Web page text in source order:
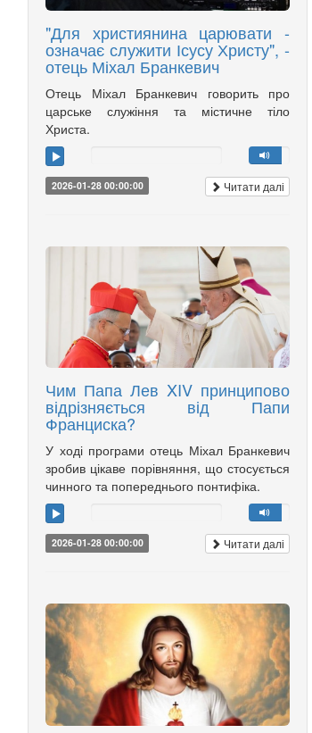
"Для християнина царювати -
означає служити Ісусу Христу", -
отець Міхал Бранкевич
Отець Міхал Бранкевич говорить про
царське служіння та містичне тіло
Христа.
2026-01-28 00:00:00 Читати далі
Чим Папа Лев XIV принципово
відрізняється від Папи
Франциска?
У ході програми отець Міхал Бранкевич
зробив цікаве порівняння, що стосується
чинного та попереднього понтифіка.
2026-01-28 00:00:00 Читати далі